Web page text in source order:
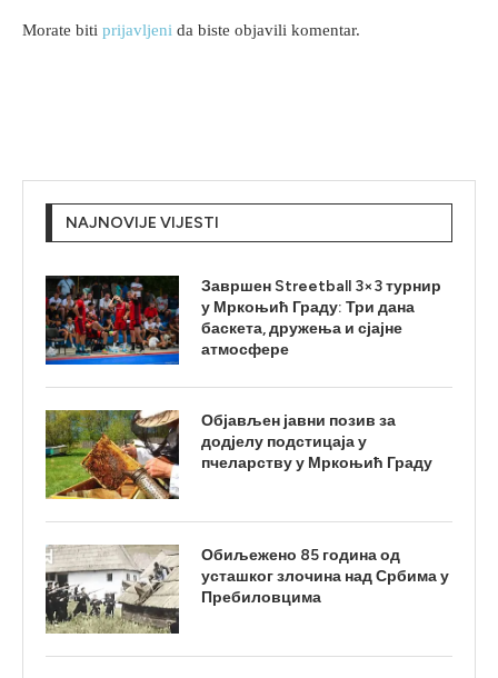
Morate biti prijavljeni da biste objavili komentar.
NAJNOVIJE VIJESTI
Завршен Streetball 3×3 турнир
у Мркоњић Граду: Три дана
баскета, дружења и сјајне
атмосфере
Објављен јавни позив за
додјелу подстицаја у
пчеларству у Мркоњић Граду
Обиљежено 85 година од
усташког злочина над Србима у
Пребиловцима